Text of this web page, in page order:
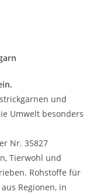
und
Umwelt besonders
Nr. 35827
Tierwohl und
Rohstoffe für
Regionen, in